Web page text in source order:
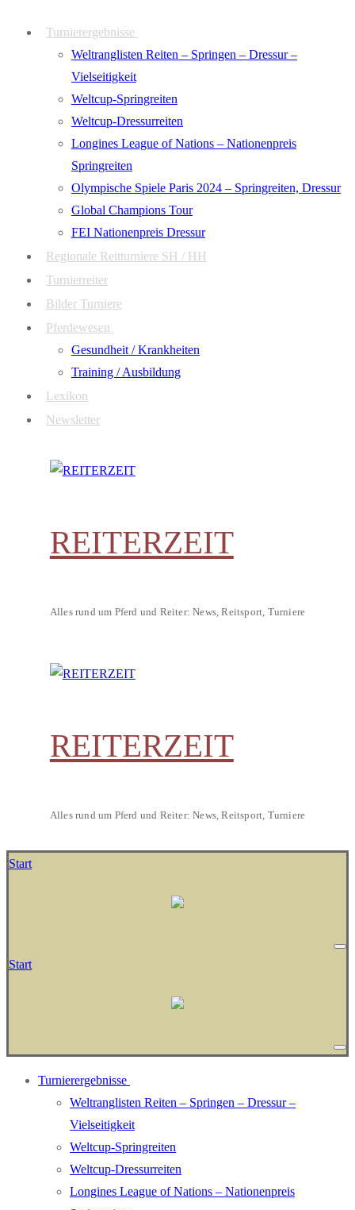
Turnierergebnisse
Weltranglisten Reiten – Springen – Dressur –
Vielseitigkeit
Weltcup-Springreiten
Weltcup-Dressurreiten
Longines League of Nations – Nationenpreis
Springreiten
Olympische Spiele Paris 2024 – Springreiten, Dressur
Global Champions Tour
FEI Nationenpreis Dressur
Regionale Reitturniere SH / HH
Turnierreiter
Bilder Turniere
Pferdewesen
Gesundheit / Krankheiten
Training / Ausbildung
Lexikon
Newsletter
REITERZEIT
Alles rund um Pferd und Reiter: News, Reitsport, Turniere
REITERZEIT
Alles rund um Pferd und Reiter: News, Reitsport, Turniere
Start
Start
Turnierergebnisse
Weltranglisten Reiten – Springen – Dressur –
Vielseitigkeit
Weltcup-Springreiten
Weltcup-Dressurreiten
Longines League of Nations – Nationenpreis